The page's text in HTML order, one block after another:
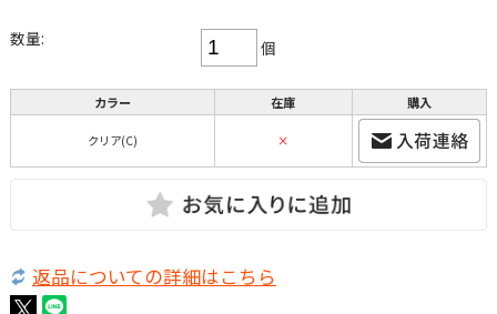
数量: 個
カラー 在庫 購入
クリア(C) ×
返品についての詳細はこちら